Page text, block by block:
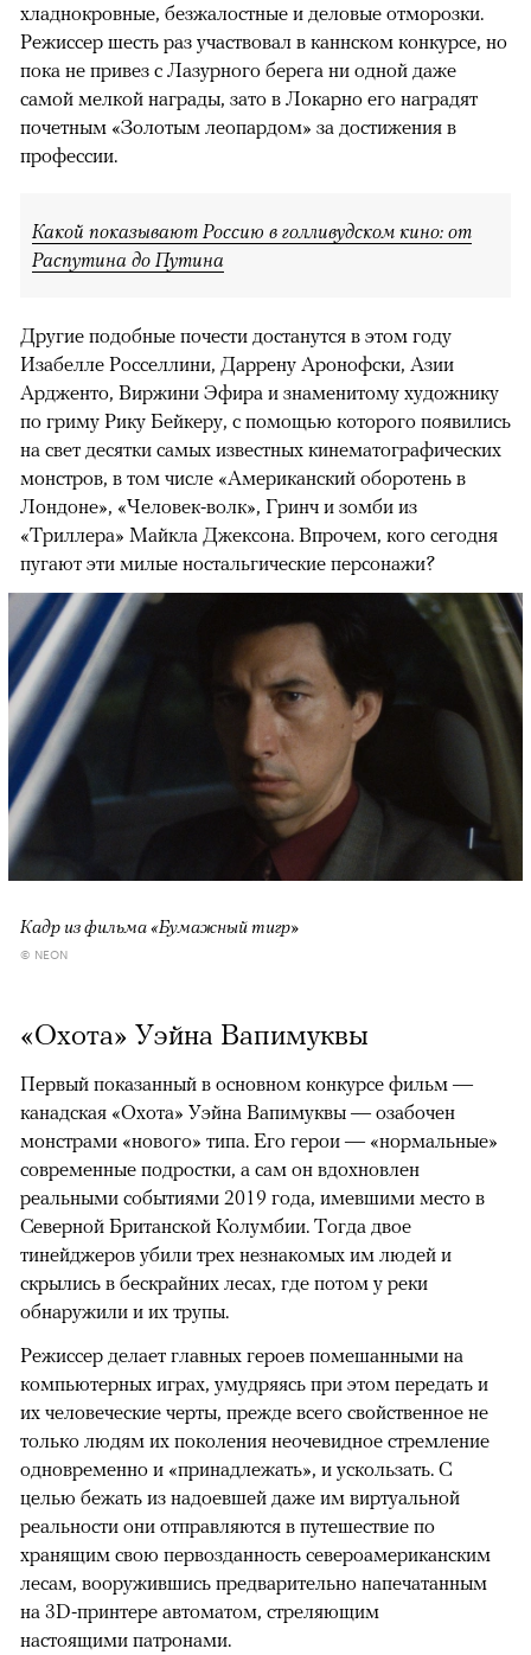
хладнокровные, безжалостные и деловые отморозки.
Режиссер шесть раз участвовал в каннском конкурсе, но
пока не привез с Лазурного берега ни одной даже
самой мелкой награды, зато в Локарно его наградят
почетным «Золотым леопардом» за достижения в
профессии.
Какой показывают Россию в голливудском кино: от
Распутина до Путина
Другие подобные почести достанутся в этом году
Изабелле Росселлини, Даррену Аронофски, Азии
Ардженто, Виржини Эфира и знаменитому художнику
по гриму Рику Бейкеру, с помощью которого появились
на свет десятки самых известных кинематографических
монстров, в том числе «Американский оборотень в
Лондоне», «Человек-волк», Гринч и зомби из
«Триллера» Майкла Джексона. Впрочем, кого сегодня
пугают эти милые ностальгические персонажи?
Кадр из фильма «Бумажный тигр»
© NEON
«Охота» Уэйна Вапимуквы
Первый показанный в основном конкурсе фильм —
канадская «Охота» Уэйна Вапимуквы — озабочен
монстрами «нового» типа. Его герои — «нормальные»
современные подростки, а сам он вдохновлен
реальными событиями 2019 года, имевшими место в
Северной Британской Колумбии. Тогда двое
тинейджеров убили трех незнакомых им людей и
скрылись в бескрайних лесах, где потом у реки
обнаружили и их трупы.
Режиссер делает главных героев помешанными на
компьютерных играх, умудряясь при этом передать и
их человеческие черты, прежде всего свойственное не
только людям их поколения неочевидное стремление
одновременно и «принадлежать», и ускользать. С
целью бежать из надоевшей даже им виртуальной
реальности они отправляются в путешествие по
хранящим свою первозданность североамериканским
лесам, вооружившись предварительно напечатанным
на 3D-принтере автоматом, стреляющим
настоящими патронами.